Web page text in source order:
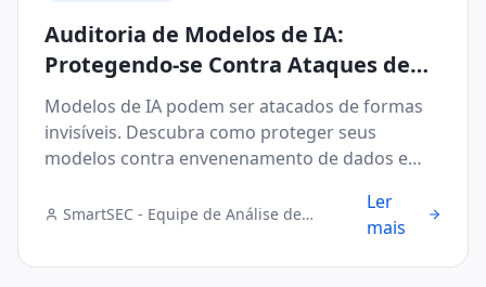
Auditoria de Modelos de IA:
Protegendo-se Contra Ataques de
Evasão e Envenenamento de Dados
Modelos de IA podem ser atacados de formas
invisíveis. Descubra como proteger seus
modelos contra envenenamento de dados e
SmartSEC - Equipe de Análise de
Ler
mais